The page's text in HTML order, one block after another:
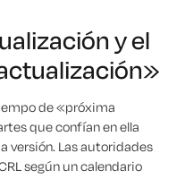
y el
de «próxima
que confían en ella
versión. Las autoridades
según un calendario